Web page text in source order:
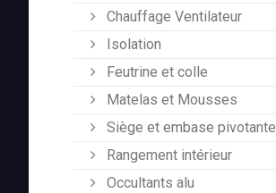
Chauffage Ventilateur
Isolation
Feutrine et colle
Matelas et Mousses
Siège et embase pivotante
Rangement intérieur
Occultants alu